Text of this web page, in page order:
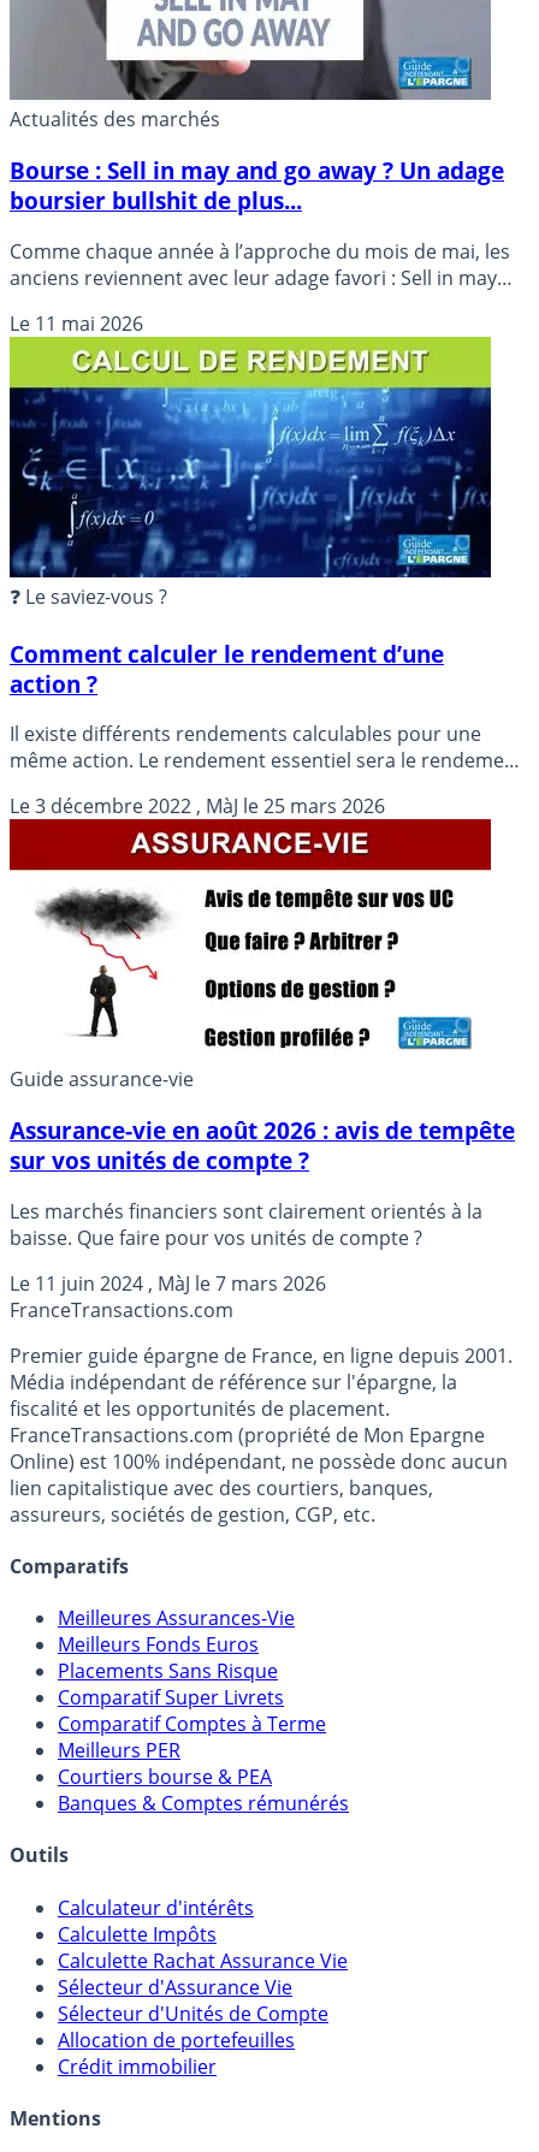
Actualités des marchés
Bourse : Sell in may and go away ? Un adage
boursier bullshit de plus...
Comme chaque année à l’approche du mois de mai, les
anciens reviennent avec leur adage favori : Sell in may
adage de vieux. Statistiquement totalement insignifiant...
Le 11 mai 2026
❓ Le saviez-vous ?
Comment calculer le rendement d’une
action ?
Il existe différents rendements calculables pour une
même action. Le rendement essentiel sera le rendement
de leur côté un rendement brut, peu significatif.
Le3 décembre 2022 , MàJ le25 mars 2026
Guide assurance-vie
Assurance-vie en août 2026 : avis de tempête
sur vos unités de compte ?
Les marchés financiers sont clairement orientés à la
baisse. Que faire pour vos unités de compte ?
Le 11 juin 2024 , MàJ le7 mars 2026
FranceTransactions.com
Premier guide épargne de France, en ligne depuis 2001.
Média indépendant de référence sur l'épargne, la
fiscalité et les opportunités de placement.
FranceTransactions.com (propriété de Mon Epargne
Online) est 100% indépendant, ne possède donc aucun
lien capitalistique avec des courtiers, banques,
assureurs, sociétés de gestion, CGP, etc.
Comparatifs
Meilleures Assurances-Vie
Meilleurs Fonds Euros
Placements Sans Risque
Comparatif Super Livrets
Comparatif Comptes à Terme
Meilleurs PER
Courtiers bourse & PEA
Banques & Comptes rémunérés
Outils
Calculateur d'intérêts
Calculette Impôts
Calculette Rachat Assurance Vie
Sélecteur d'Assurance Vie
Sélecteur d'Unités de Compte
Allocation de portefeuilles
Crédit immobilier
Mentions